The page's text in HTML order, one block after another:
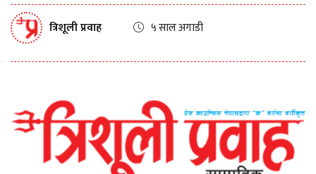
त्रिशूली प्रवाह ५ साल अगाडी